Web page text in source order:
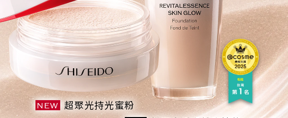
NEW 超聚光持光蜜粉